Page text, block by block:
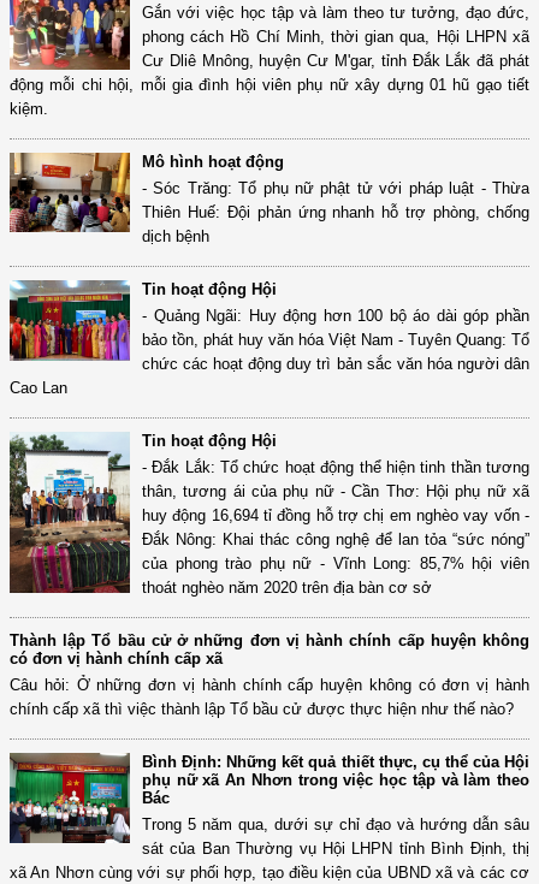
Gắn với việc học tập và làm theo tư tưởng, đạo đức,
phong cách Hồ Chí Minh, thời gian qua, Hội LHPN xã
Cư Dliê Mnông, huyện Cư M'gar, tỉnh Đắk Lắk đã phát
động mỗi chi hội, mỗi gia đình hội viên phụ nữ xây dựng 01 hũ gạo tiết
kiệm.
Mô hình hoạt động
- Sóc Trăng: Tổ phụ nữ phật tử với pháp luật - Thừa
Thiên Huế: Đội phản ứng nhanh hỗ trợ phòng, chống
dịch bệnh
Tin hoạt động Hội
- Quảng Ngãi: Huy động hơn 100 bộ áo dài góp phần
bảo tồn, phát huy văn hóa Việt Nam - Tuyên Quang: Tổ
chức các hoạt động duy trì bản sắc văn hóa người dân
Cao Lan
Tin hoạt động Hội
- Đắk Lắk: Tổ chức hoạt động thể hiện tinh thần tương
thân, tương ái của phụ nữ - Cần Thơ: Hội phụ nữ xã
huy động 16,694 tỉ đồng hỗ trợ chị em nghèo vay vốn -
Đắk Nông: Khai thác công nghệ để lan tỏa “sức nóng”
của phong trào phụ nữ - Vĩnh Long: 85,7% hội viên
thoát nghèo năm 2020 trên địa bàn cơ sở
Thành lập Tổ bầu cử ở những đơn vị hành chính cấp huyện không
có đơn vị hành chính cấp xã
Câu hỏi: Ở những đơn vị hành chính cấp huyện không có đơn vị hành
chính cấp xã thì việc thành lập Tổ bầu cử được thực hiện như thế nào?
Bình Định: Những kết quả thiết thực, cụ thể của Hội
phụ nữ xã An Nhơn trong việc học tập và làm theo
Bác
Trong 5 năm qua, dưới sự chỉ đạo và hướng dẫn sâu
sát của Ban Thường vụ Hội LHPN tỉnh Bình Định, thị
xã An Nhơn cùng với sự phối hợp, tạo điều kiện của UBND xã và các cơ